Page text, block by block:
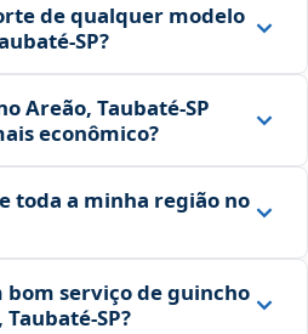
de qualquer modelo
Areão, Taubaté‑SP
econômico?
toda a minha região no
serviço de guincho